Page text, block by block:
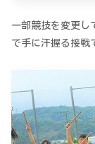
一部競技を変更し
で手に汗握る接戦